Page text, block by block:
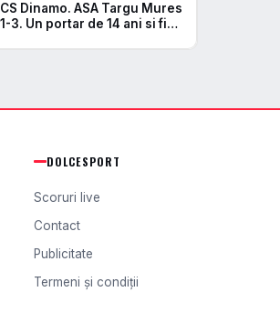
CS Dinamo. ASA Targu Mures
1-3. Un portar de 14 ani si fiul
DOLCESPORT
Scoruri live
Contact
Publicitate
Termeni și condiții